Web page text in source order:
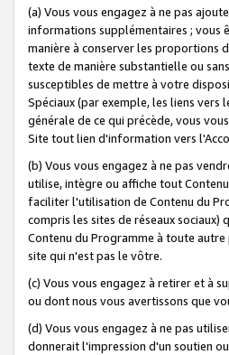
(a) Vous vous engagez à ne pas
informations supplémentaires ; vous
manière à conserver les proportions
texte de manière substantielle ou
susceptibles de mettre à votre
Spéciaux (par exemple, les liens
générale de ce qui précède, vous
Site tout lien d'information vers
(b) Vous vous engagez à ne pas
utilise, intègre ou affiche tout
faciliter l'utilisation de Contenu du
compris les sites de réseaux
Contenu du Programme à toute
site qui n'est pas le vôtre.
(c) Vous vous engagez à retirer et à
ou dont nous vous avertissons que
(d) Vous vous engagez à ne pas
donnerait l'impression d'un soutien